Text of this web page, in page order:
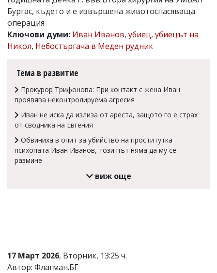
Коментарите
статиите
се
въвеждат
носи
отговорност
тях!
откриете
обиден
Бургас, където и е извършена животоспасяваща
операция
Ключови думи: Иван Иванов, убиец, убиецът на
Никол, Небостъргача в Меден рудник
Тема в развитие
Прокурор Трифонова: При контакт с жена Иван
проявява неконтролируема агресия
Иван не иска да излиза от ареста, защото го е страх
от сводника на Евгения
Обвиниха в опит за убийство на проститутка
психопата Иван Иванов, този път няма да му се
размине
виж още
17 Март 2026, Вторник, 13:25 ч.
Автор: Флагман.БГ